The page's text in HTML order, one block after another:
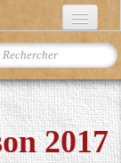
2017